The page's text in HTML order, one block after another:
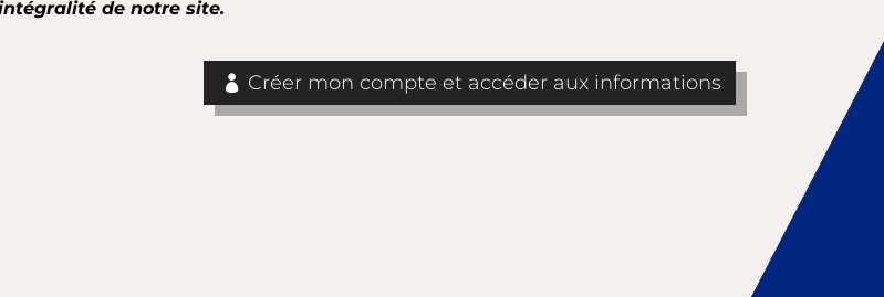
de notre site.
Créer mon compte et accéder aux informations